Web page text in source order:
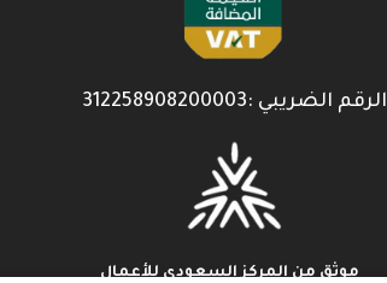
الرقم الضريبي :312258908200003
موثق من المركز السعودي للأعمال